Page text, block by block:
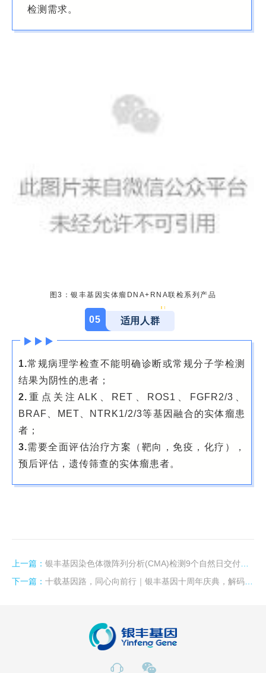
检测需求。
图3：银丰基因实体瘤DNA+RNA联检系列产品
05 适用人群
1.常规病理学检查不能明确诊断或常规分子学检测
结果为阴性的患者；
2. 重点关注ALK、RET、ROS1、FGFR2/3、
BRAF、MET、NTRK1/2/3等基因融合的实体瘤患
者；
3.需要全面评估治疗方案（靶向，免疫，化疗），
预后评估，遗传筛查的实体瘤患者。
上一篇： 银丰基因染色体微阵列分析(CMA)检测9个自然日交付报告
下一篇： 十载基因路，同心向前行｜银丰基因十周年庆典，解码新征程！